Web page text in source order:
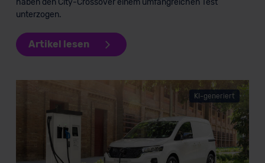
erteilen. Nähere Informationen zu den bestehenden
Datenschutzklauseln können Sie über den Kontakt zu
unserem Datenschutzbeauftragten unter
datenschutz@meinauto.de anfordern.
unterzogen.
Artikel lesen
KI-generiert